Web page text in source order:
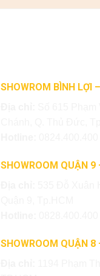
SHOWROM BÌNH LỢI
SHOWROOM QUẬN 9
SHOWROOM QUẬN 8